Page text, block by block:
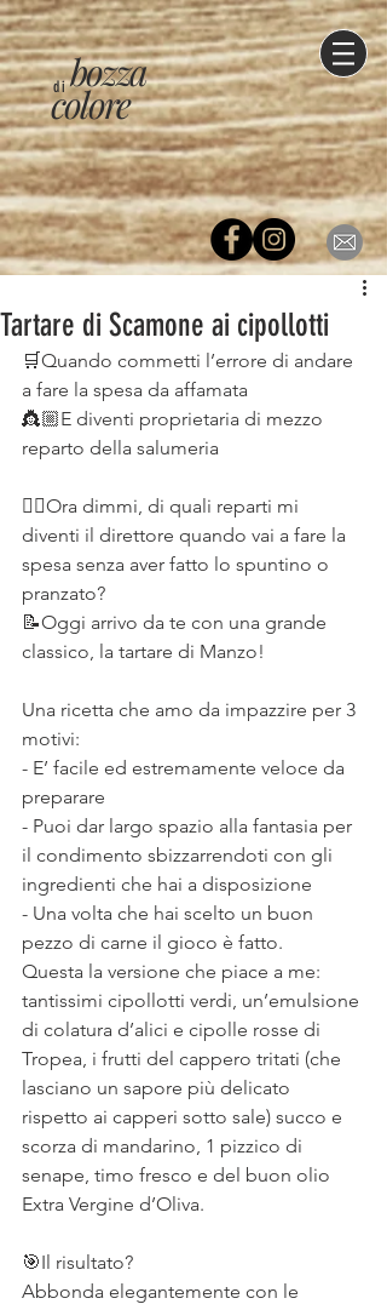
di
colore
bozza
Tartare di Scamone ai cipollotti
🛒Quando commetti l’errore di andare
a fare la spesa da affamata
👸🏼E diventi proprietaria di mezzo
reparto della salumeria
☝🏻Ora dimmi, di quali reparti mi
diventi il direttore quando vai a fare la
spesa senza aver fatto lo spuntino o
pranzato?
📝Oggi arrivo da te con una grande
classico, la tartare di Manzo!
Una ricetta che amo da impazzire per 3
motivi:
- E’ facile ed estremamente veloce da
preparare
- Puoi dar largo spazio alla fantasia per
il condimento sbizzarrendoti con gli
ingredienti che hai a disposizione
- Una volta che hai scelto un buon
pezzo di carne il gioco è fatto.
Questa la versione che piace a me:
tantissimi cipollotti verdi, un’emulsione
di colatura d’alici e cipolle rosse di
Tropea, i frutti del cappero tritati (che
lasciano un sapore più delicato
rispetto ai capperi sotto sale) succo e
scorza di mandarino, 1 pizzico di
senape, timo fresco e del buon olio
Extra Vergine d’Oliva.
🎯Il risultato?
Abbonda elegantemente con le